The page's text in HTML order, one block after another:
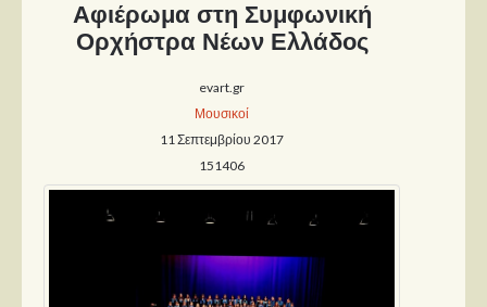
Αφιέρωμα στη Συμφωνική
Ορχήστρα Νέων Ελλάδος
evart.gr
Μουσικοί
11 Σεπτεμβρίου 2017
151406